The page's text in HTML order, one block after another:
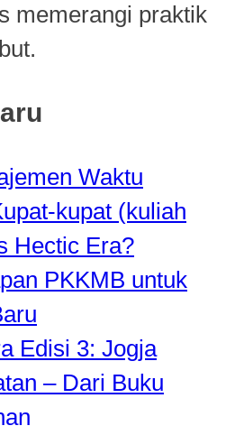
memerangi praktik
Waktu
kupat (kuliah
Hectic Era?
PKKMB untuk
Edisi 3: Jogja
– Dari Buku